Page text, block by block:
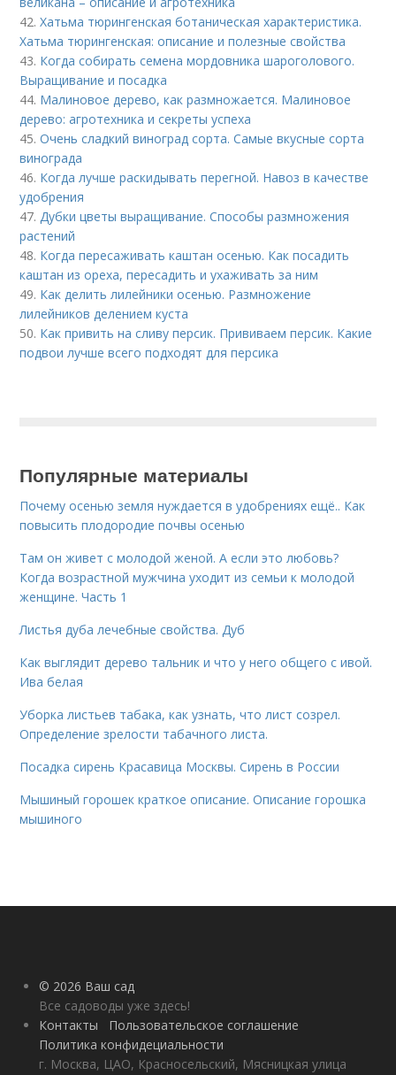
42.Хатьма тюрингенская ботаническая характеристика.
Хатьма тюрингенская: описание и полезные свойства
43. Когда собирать семена мордовника шароголового.
Выращивание и посадка
44. Малиновое дерево, как размножается. Малиновое
дерево: агротехника и секреты успеха
45.Очень сладкий виноград сорта. Самые вкусные сорта
винограда
46. Когда лучше раскидывать перегной. Навоз в качестве
удобрения
47.Дубки цветы выращивание. Способы размножения
растений
48. Когда пересаживать каштан осенью. Как посадить
каштан из ореха, пересадить и ухаживать за ним
49. Как делить лилейники осенью. Размножение
лилейников делением куста
50. Как привить на сливу персик. Прививаем персик. Какие
подвои лучше всего подходят для персика
Популярные материалы
Почему осенью земля нуждается в удобрениях ещё.. Как
повысить плодородие почвы осенью
Там он живет с молодой женой. А если это любовь?
Когда возрастной мужчина уходит из семьи к молодой
женщине. Часть 1
Листья дуба лечебные свойства. Дуб
Как выглядит дерево тальник и что у него общего с ивой.
Ива белая
Уборка листьев табака, как узнать, что лист созрел.
Определение зрелости табачного листа.
Посадка сирень Красавица Москвы. Сирень в России
Мышиный горошек краткое описание. Описание горошка
мышиного
© 2026 Ваш сад
Все садоводы уже здесь!
Контакты
Пользовательское соглашение
Политика конфидециальности
г. Москва, ЦАО, Красносельский, Мясницкая улица